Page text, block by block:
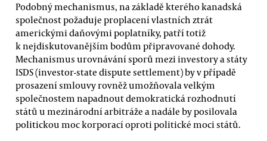
Podobný mechanismus, na základě kterého kanadská
společnost požaduje proplacení vlastních ztrát
americkými daňovými poplatníky, patří totiž
k nejdiskutovanějším bodům připravované dohody.
Mechanismus urovnávání sporů mezi investory a státy
ISDS (investor-state dispute settlement) by v případě
prosazení smlouvy rovněž umožňovala velkým
společnostem napadnout demokratická rozhodnutí
států u mezinárodní arbitráže a nadále by posilovala
politickou moc korporací oproti politické moci států.